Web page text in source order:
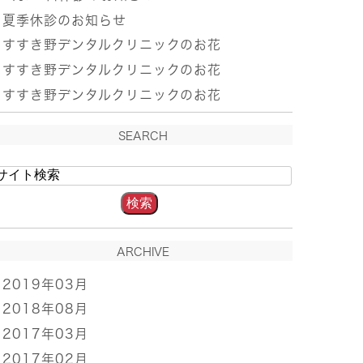
夏季休診のお知らせ
すすき野デンタルクリニックのお花
すすき野デンタルクリニックのお花
すすき野デンタルクリニックのお花
SEARCH
ARCHIVE
2019年03月
2018年08月
2017年03月
2017年02月